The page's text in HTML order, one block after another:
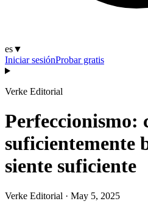
es▼
Iniciar sesiónProbar gratis
Verke Editorial
Perfeccionismo:
suficientemente
siente suficiente
Verke Editorial · May 5, 2025